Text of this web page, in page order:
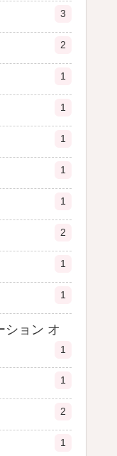
3
2
1
1
1
1
1
2
1
1
ション オ
1
1
2
1